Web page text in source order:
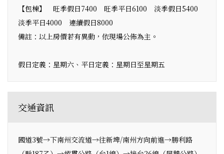
【包棟】 旺季假日7400 旺季平日6100 淡季假日5400
淡季平日4000 連續假日8000
備註：以上房價若有異動，依現場公佈為主。
假日定義：星期六、平日定義：星期日至星期五
交通資訊
國道3號→下南州交流道→往新埤/南州方向前進→勝利路